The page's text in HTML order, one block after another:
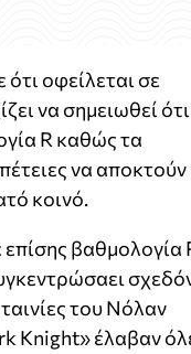
οφείλεται σε
να σημειωθεί ότι
R καθώς τα
να αποκτούν
κοινό.
επίσης βαθμολογία
του Νόλαν
Knight» έλαβαν